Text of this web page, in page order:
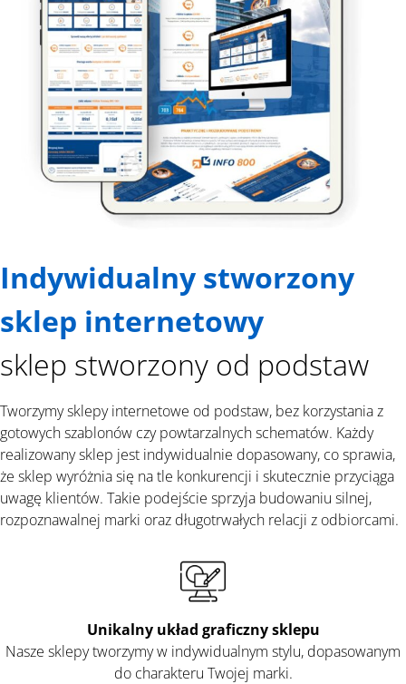
Indywidualny stworzony
sklep internetowy
sklep stworzony od podstaw
Tworzymy sklepy internetowe od podstaw, bez korzystania z
gotowych szablonów czy powtarzalnych schematów. Każdy
realizowany sklep jest indywidualnie dopasowany, co sprawia,
że sklep wyróżnia się na tle konkurencji i skutecznie przyciąga
uwagę klientów. Takie podejście sprzyja budowaniu silnej,
rozpoznawalnej marki oraz długotrwałych relacji z odbiorcami.
Unikalny układ graficzny sklepu
Nasze sklepy tworzymy w indywidualnym stylu, dopasowanym
do charakteru Twojej marki.